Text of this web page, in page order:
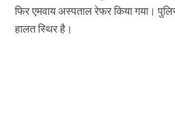
फिर एमवाय अस्पताल रेफर किया गया।
हालत स्थिर है।